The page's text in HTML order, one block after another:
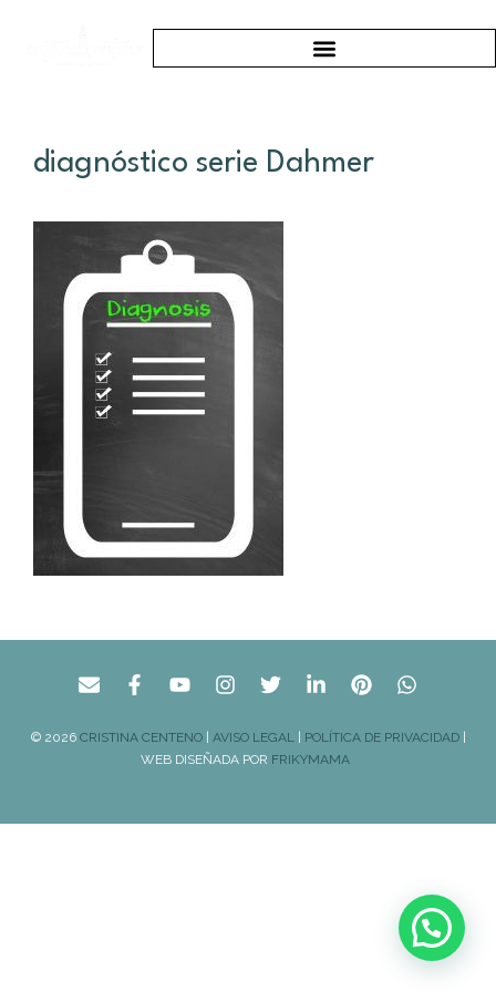
diagnóstico serie Dahmer
© 2026 CRISTINA CENTENO| AVISO LEGAL| POLÍTICA DE PRIVACIDAD|
WEB DISEÑADA POR FRIKYMAMA